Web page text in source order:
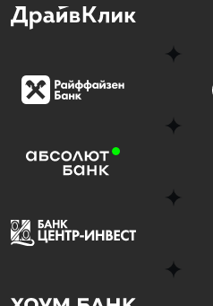
Оправить заявку
в Драйв Клик Банк
Оправить заявку
в Райффайзен Банк
Оправить заявку
в Абсолют Банк
Оправить заявку